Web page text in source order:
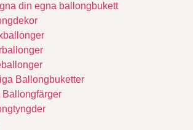
din egna ballongbukett
Ballongbuketter
Ballongfärger